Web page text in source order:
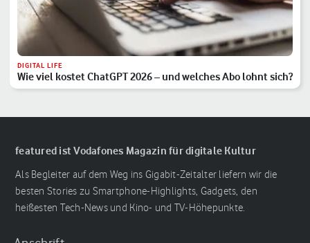
DIGITAL LIFE
Wie viel kostet ChatGPT 2026 – und welches Abo lohnt sich?
featured ist Vodafones Magazin für digitale Kultur
Als Begleiter auf dem Weg ins Gigabit-Zeitalter liefern wir die
besten Stories zu Smartphone-Highlights, Gadgets, den
heißesten Tech-News und Kino- und TV-Höhepunkte.